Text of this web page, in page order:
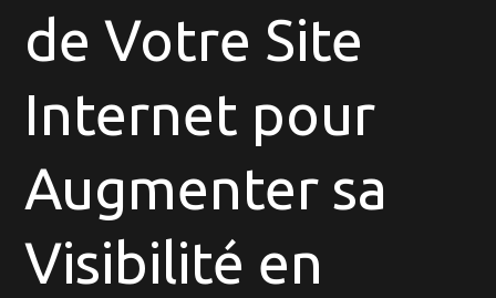
de Votre Site
Internet pour
Augmenter sa
Visibilité en